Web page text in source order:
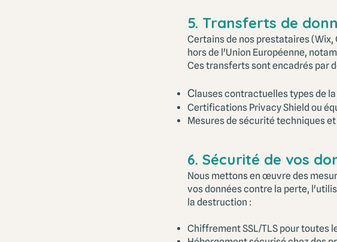
5. Transferts de
Certains de nos prestataires
hors de l'Union Européenne,
Ces transferts sont encadrés par
Clauses contractuelles types de
Certifications Privacy Shield ou
Mesures de sécurité techniques
6. Sécurité de vos
Nous mettons en œuvre des
vos données contre la perte,
la destruction :
Chiffrement SSL/TLS pour toutes